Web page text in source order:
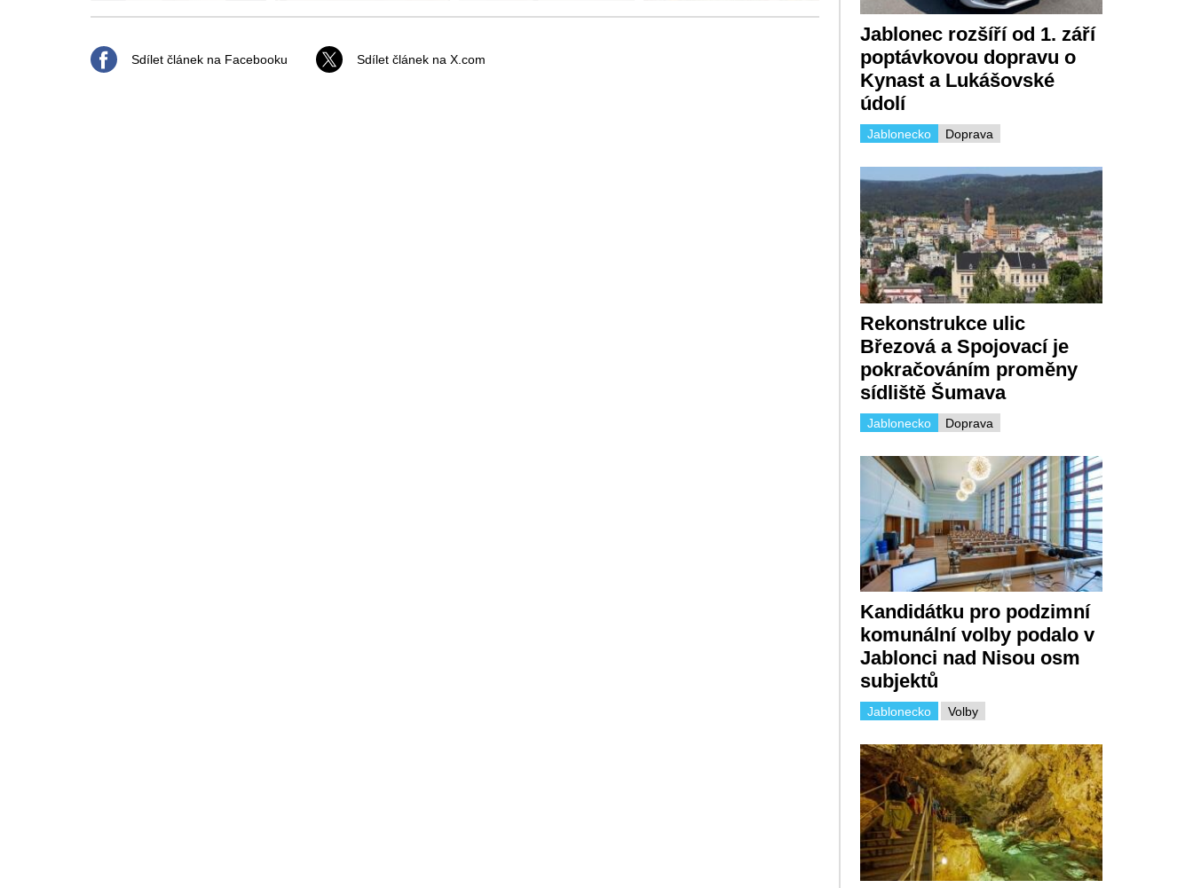
Sdílet článek na Facebooku Sdílet článek na X.com
Jablonec rozšíří od 1. září
poptávkovou dopravu o
Kynast a Lukášovské
údolí
Doprava
Jablonecko
Rekonstrukce ulic
Březová a Spojovací je
pokračováním proměny
sídliště Šumava
Doprava
Jablonecko
Kandidátku pro podzimní
komunální volby podalo v
Jablonci nad Nisou osm
subjektů
Jablonecko Volby